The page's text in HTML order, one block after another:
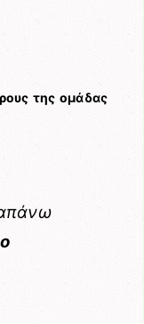
της ομάδας